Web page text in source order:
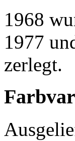
1968
1977
zerlegt.